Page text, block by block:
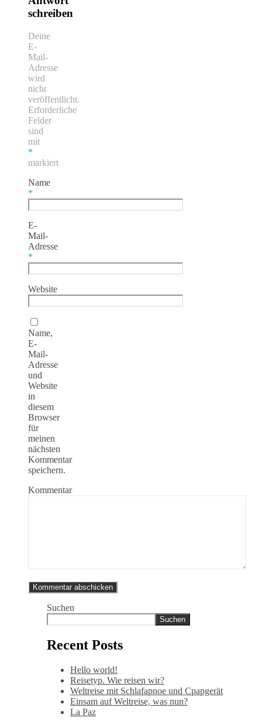
schreiben
Deine
E-
Mail-
Adresse
wird
nicht
veröffentlicht.
Erforderliche
Felder
sind
mit
*
markiert
Name
*
E-
Mail-
Adresse
*
Website
Name,
E-
Mail-
Adresse
und
Website
in
diesem
Browser
für
meinen
nächsten
Kommentar
speichern.
Kommentar
Suchen
Suchen
Recent Posts
Hello world!
Reisetyp. Wie reisen wir?
Weltreise mit Schlafapnoe und Cpapgerät
Einsam auf Weltreise, was nun?
La Paz